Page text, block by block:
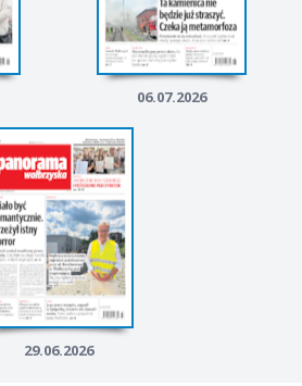
06.07.2026
29.06.2026